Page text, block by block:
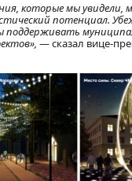
которые мы увидели,
потенциал.
— сказал вице-